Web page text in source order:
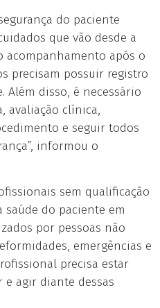
do paciente
que vão desde a
acompanhamento após o
precisam possuir registro
Além disso, é necessário
avaliação clínica,
e seguir todos
informou o
sem qualificação
saúde do paciente em
por pessoas não
emergências e
precisa estar
e agir diante dessas